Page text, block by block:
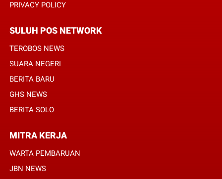
PRIVACY POLICY
SULUH POS NETWORK
TEROBOS NEWS
SUARA NEGERI
BERITA BARU
GHS NEWS
BERITA SOLO
MITRA KERJA
WARTA PEMBARUAN
JBN NEWS